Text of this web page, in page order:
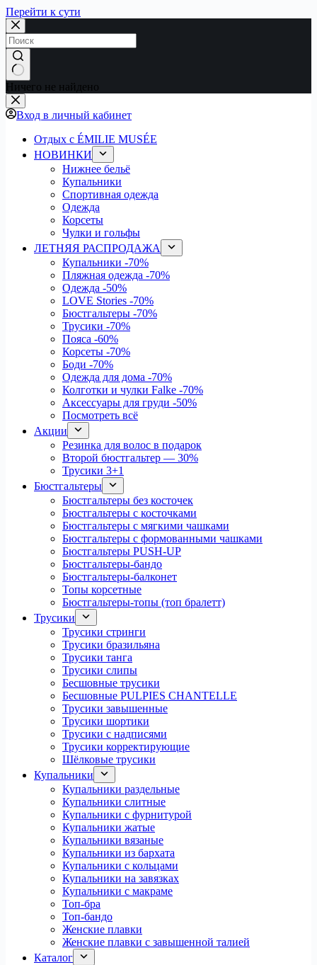
Перейти к сути
Ничего не найдено
Вход в личный кабинет
Отдых с ÉMILIE MUSÉE
НОВИНКИ
Нижнее бельё
Купальники
Спортивная одежда
Одежда
Корсеты
Чулки и гольфы
ЛЕТНЯЯ РАСПРОДАЖА
Купальники -70%
Пляжная одежда -70%
Одежда -50%
LOVE Stories -70%
Бюстгальтеры -70%
Трусики -70%
Пояса -60%
Корсеты -70%
Боди -70%
Одежда для дома -70%
Колготки и чулки Falke -70%
Аксессуары для груди -50%
Посмотреть всё
Акции
Резинка для волос в подарок
Второй бюстгальтер — 30%
Трусики 3+1
Бюстгальтеры
Бюстгальтеры без косточек
Бюстгальтеры с косточками
Бюстгальтеры с мягкими чашками
Бюстгальтеры с формованными чашками
Бюстгальтеры PUSH-UP
Бюстгальтеры-бандо
Бюстгальтеры-балконет
Топы корсетные
Бюстгальтеры-топы (топ бралетт)
Трусики
Трусики стринги
Трусики бразильяна
Трусики танга
Трусики слипы
Бесшовные трусики
Бесшовные PULPIES CHANTELLE
Трусики завышенные
Трусики шортики
Трусики с надписями
Трусики корректирующие
Шёлковые трусики
Купальники
Купальники раздельные
Купальники слитные
Купальники с фурнитурой
Купальники жатые
Купальники вязаные
Купальники из бархата
Купальники с кольцами
Купальники на завязках
Купальники с макраме
Топ-бра
Топ-бандо
Женские плавки
Женские плавки с завышенной талией
Каталог